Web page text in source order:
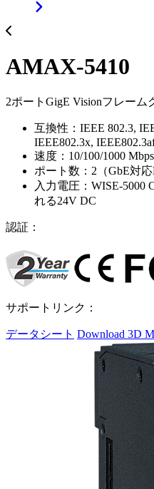
AMAX-5410
2ポートGigE Visionフレーム
互換性：IEEE 802.3,
IEEE802.3x,
速度：10/100/1000 Mbps
ポート数：2（GbE対
入力電圧：WISE-5000
れる24V DC
認証：
サポートリンク：
データシート Download 3D